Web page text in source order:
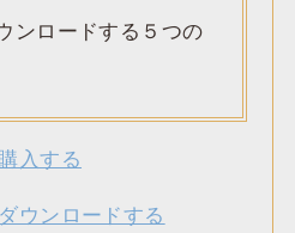
ンロードする５つの
入する
ウンロードする